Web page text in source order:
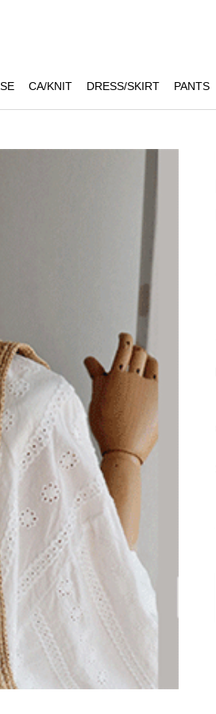
CA/KNIT DRESS/SKIRT PANTS